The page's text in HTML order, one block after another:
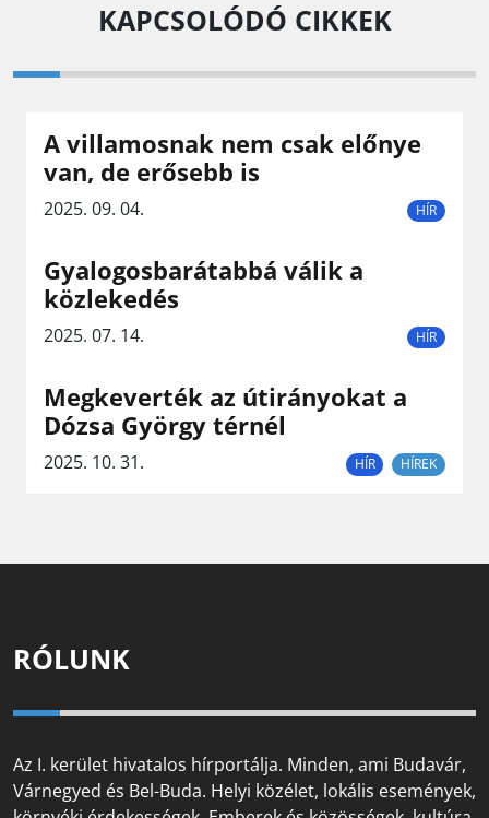
KAPCSOLÓDÓ CIKKEK
A villamosnak nem csak előnye
van, de erősebb is
2025. 09. 04. HÍR
Gyalogosbarátabbá válik a
közlekedés
2025. 07. 14. HÍR
Megkeverték az útirányokat a
Dózsa György térnél
2025. 10. 31. HÍR HÍREK
RÓLUNK
Az I. kerület hivatalos hírportálja. Minden, ami Budavár,
Várnegyed és Bel-Buda. Helyi közélet, lokális események,